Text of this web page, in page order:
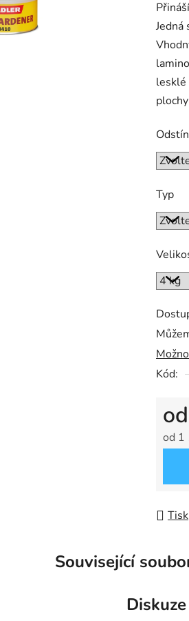
je
0,0
z
5
Jedná
lesklé
Typ
Kód:
od
od 1
Tisk
Související
Diskuze